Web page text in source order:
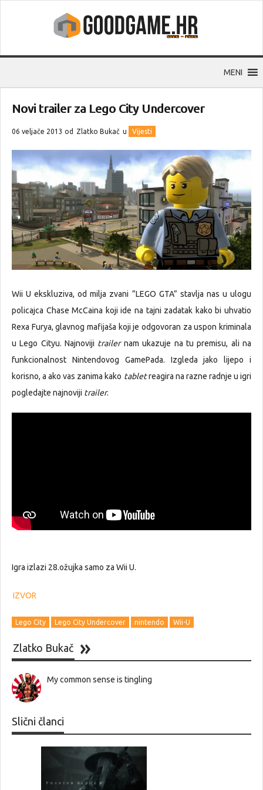
MENI
Novi trailer za Lego City Undercover
06 veljače 2013 od Zlatko Bukač u Vijesti
Wii U ekskluziva, od milja zvani ”LEGO GTA” stavlja nas u ulogu
policajca Chase McCaina koji ide na tajni zadatak kako bi uhvatio
Rexa Furya, glavnog mafijaša koji je odgovoran za uspon kriminala
u Lego Cityu. Najnoviji trailernam ukazuje na tu premisu, ali na
funkcionalnost Nintendovog GamePada. Izgleda jako lijepo i
korisno, a ako vas zanima kako tabletreagira na razne radnje u igri
pogledajte najnoviji trailer.
Igra izlazi 28.ožujka samo za Wii U.
IZVOR
Lego City Lego City Undercover nintendo Wii-U
Zlatko Bukač
My common sense is tingling
Slični članci